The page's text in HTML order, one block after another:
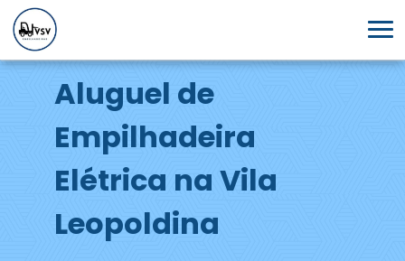
Aluguel de
Empilhadeira
Elétrica na Vila
Leopoldina